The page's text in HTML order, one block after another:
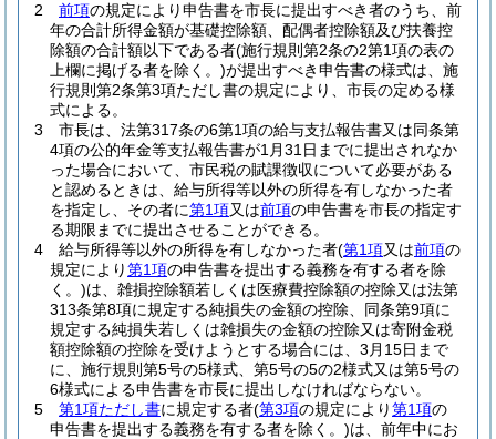
2
前項の規定により申告書を市長に提出すべき者のうち、前
年の合計所得金額が基礎控除額、配偶者控除額及び扶養控
除額の合計額以下である者(施行規則第2条の2第1項の表の
上欄に掲げる者を除く。)が提出すべき申告書の様式は、施
行規則第2条第3項ただし書の規定により、市長の定める様
式による。
3
市長は、法第317条の6第1項の給与支払報告書又は同条第
4項の公的年金等支払報告書が1月31日までに提出されなか
った場合において、市民税の賦課徴収について必要がある
と認めるときは、給与所得等以外の所得を有しなかった者
を指定し、その者に第1項又は前項の申告書を市長の指定す
る期限までに提出させることができる。
4
給与所得等以外の所得を有しなかった者(第1項又は前項の
規定により第1項の申告書を提出する義務を有する者を除
く。)は、雑損控除額若しくは医療費控除額の控除又は法第
313条第8項に規定する純損失の金額の控除、同条第9項に
規定する純損失若しくは雑損失の金額の控除又は寄附金税
額控除額の控除を受けようとする場合には、3月15日まで
に、施行規則第5号の5様式、第5号の5の2様式又は第5号の
6様式による申告書を市長に提出しなければならない。
5
第1項ただし書に規定する者(第3項の規定により第1項の
申告書を提出する義務を有する者を除く。)は、前年中にお